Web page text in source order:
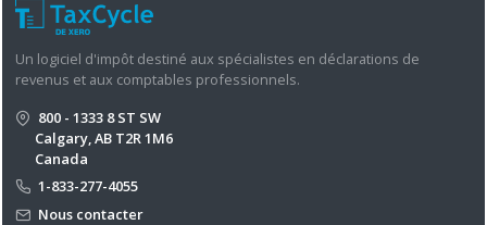
Un logiciel d'impôt destiné aux spécialistes en déclarations de
revenus et aux comptables professionnels.
800 - 1333 8 ST SW
Calgary, AB T2R 1M6
Canada
1-833-277-4055
Nous contacter